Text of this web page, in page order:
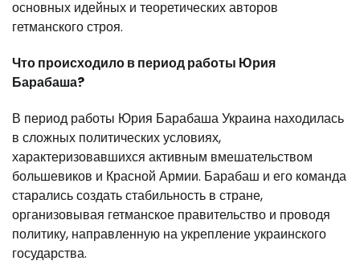
основных идейных и теоретических авторов
гетманского строя.
Что происходило в период работы Юрия
Барабаша?
В период работы Юрия Барабаша Украина находилась
в сложных политических условиях,
характеризовавшихся активным вмешательством
большевиков и Красной Армии. Барабаш и его команда
старались создать стабильность в стране,
организовывая гетманское правительство и проводя
политику, направленную на укрепление украинского
государства.